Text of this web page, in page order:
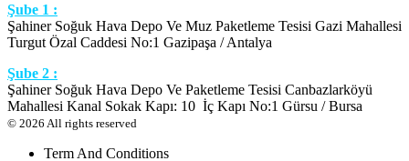
Şube 1 :
Şahiner Soğuk Hava Depo Ve Muz Paketleme Tesisi Gazi Mahallesi
Turgut Özal Caddesi No:1 Gazipaşa / Antalya
Şube 2 :
Şahiner Soğuk Hava Depo Ve Paketleme Tesisi Canbazlarköyü
Mahallesi Kanal Sokak Kapı: 10 İç Kapı No:1 Gürsu / Bursa
© 2026 All rights reserved
Term And Conditions